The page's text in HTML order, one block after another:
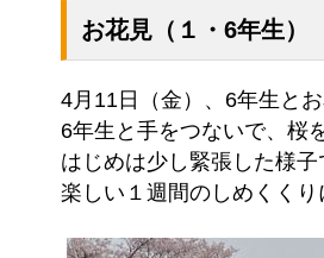
お花見（１・6年生）
4月11日（金）、6年生と
6年生と手をつないで、桜
はじめは少し緊張した様
楽しい１週間のしめくくり